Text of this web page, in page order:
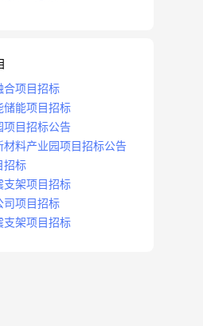
合项目招标
储能项目招标
项目招标公告
材料产业园项目招标公告
招标
支架项目招标
司项目招标
支架项目招标